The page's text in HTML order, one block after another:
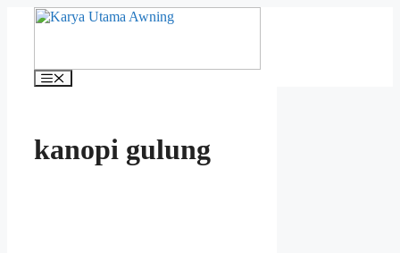
Menu
kanopi gulung